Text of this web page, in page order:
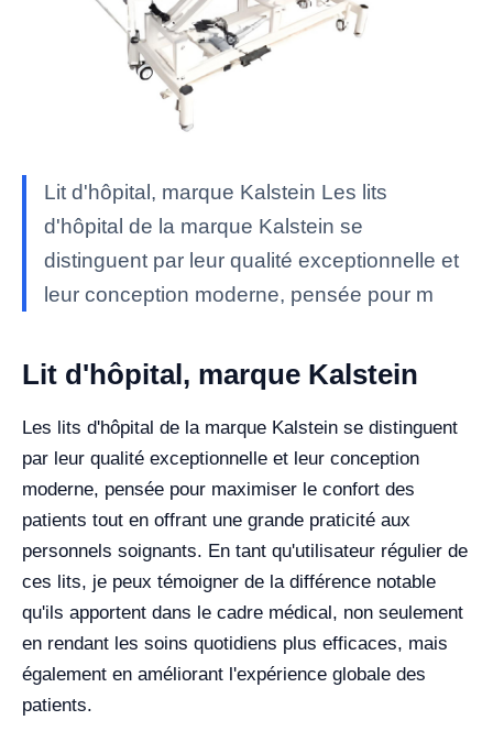
Lit d'hôpital, marque Kalstein Les lits
d'hôpital de la marque Kalstein se
distinguent par leur qualité exceptionnelle et
leur conception moderne, pensée pour m
Lit d'hôpital, marque Kalstein
Les lits d'hôpital de la marque Kalstein se distinguent
par leur qualité exceptionnelle et leur conception
moderne, pensée pour maximiser le confort des
patients tout en offrant une grande praticité aux
personnels soignants. En tant qu'utilisateur régulier de
ces lits, je peux témoigner de la différence notable
qu'ils apportent dans le cadre médical, non seulement
en rendant les soins quotidiens plus efficaces, mais
également en améliorant l'expérience globale des
patients.